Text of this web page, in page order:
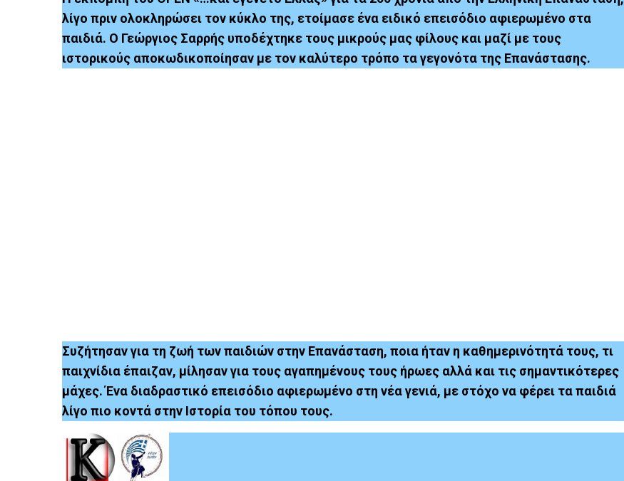
λίγο πριν ολοκληρώσει τον κύκλο της, ετοίμασε ένα ειδικό επεισόδιο αφιερωμένο στα
παιδιά. Ο Γεώργιος Σαρρής υποδέχτηκε τους μικρούς μας φίλους και μαζί με τους
ιστορικούς αποκωδικοποίησαν με τον καλύτερο τρόπο τα γεγονότα της Επανάστασης.
Συζήτησαν για τη ζωή των παιδιών στην Επανάσταση, ποια ήταν η καθημερινότητά τους, τι
παιχνίδια έπαιζαν, μίλησαν για τους αγαπημένους τους ήρωες αλλά και τις σημαντικότερες
μάχες. Ένα διαδραστικό επεισόδιο αφιερωμένο στη νέα γενιά, με στόχο να φέρει τα παιδιά
λίγο πιο κοντά στην Ιστορία του τόπου τους.